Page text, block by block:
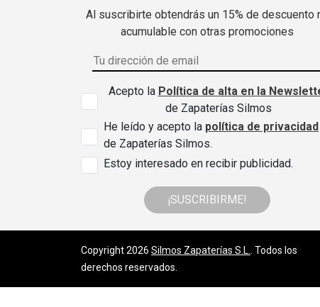
Al suscribirte obtendrás un 15% de descuento
acumulable con otras promociones
Acepto la Política de alta en la
de Zapaterías Silmos
He leído y acepto la política de privacidad
de Zapaterías Silmos.
Estoy interesado en recibir publicidad.
¡SUSCRIBIRME!
Copyright 2026 Silmos Zapaterías S.L.
. Todos los
derechos reservados.